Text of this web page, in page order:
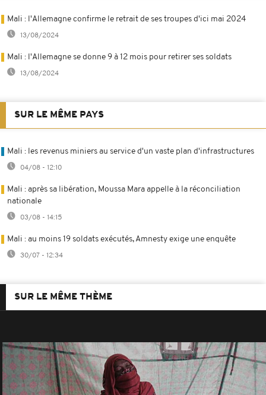
Mali : l'Allemagne confirme le retrait de ses troupes d'ici mai 2024
13/08/2024
Mali : l'Allemagne se donne 9 à 12 mois pour retirer ses soldats
13/08/2024
SUR LE MÊME PAYS
Mali : les revenus miniers au service d'un vaste plan d'infrastructures
04/08 - 12:10
Mali : après sa libération, Moussa Mara appelle à la réconciliation
nationale
03/08 - 14:15
Mali : au moins 19 soldats exécutés, Amnesty exige une enquête
30/07 - 12:34
SUR LE MÊME THÈME